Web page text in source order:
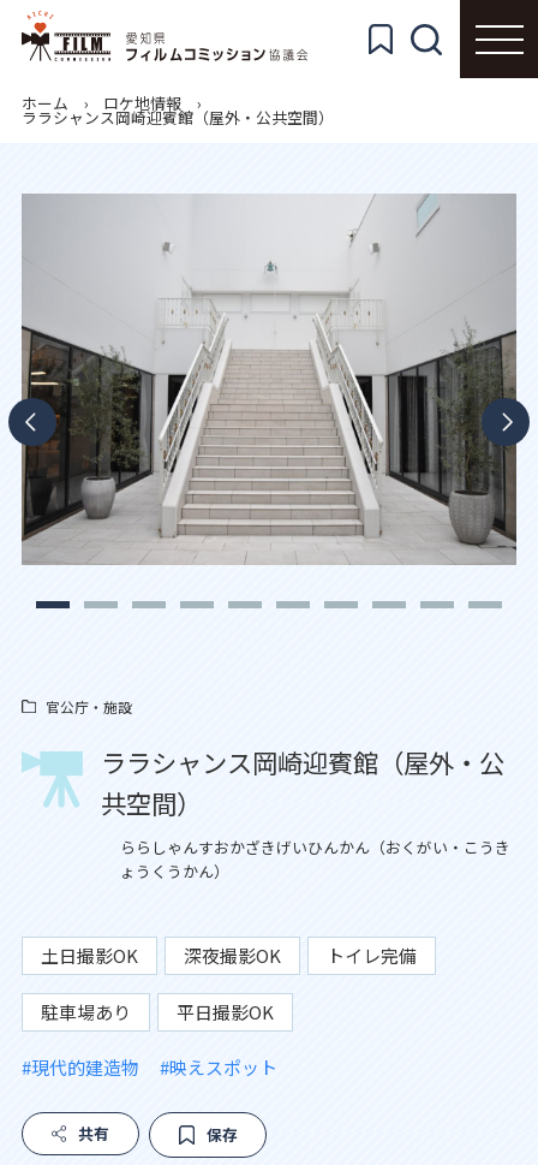
ホーム ロケ地情報
ララシャンス岡崎迎賓館（屋外・公共空間）
官公庁・施設
ララシャンス岡崎迎賓館（屋外・公
共空間）
ららしゃんすおかざきげいひんかん（おくがい・こうき
ょうくうかん）
土日撮影OK 深夜撮影OK トイレ完備
駐車場あり 平日撮影OK
#現代的建造物 #映えスポット
共有 保存